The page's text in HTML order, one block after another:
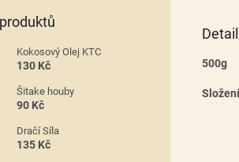
Kokosový Olej KTC
130 Kč
Šitake houby
90 Kč
Dračí Síla
135 Kč
500g